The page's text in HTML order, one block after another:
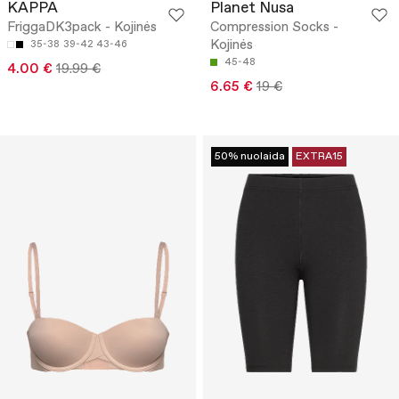
KAPPA
FriggaDK3pack - Kojinės
35-38 39-42 43-46
4.00 € 19.99 €
Planet Nusa
Compression Socks -
Kojinės
45-48
6.65 € 19 €
50% nuolaida EXTRA15